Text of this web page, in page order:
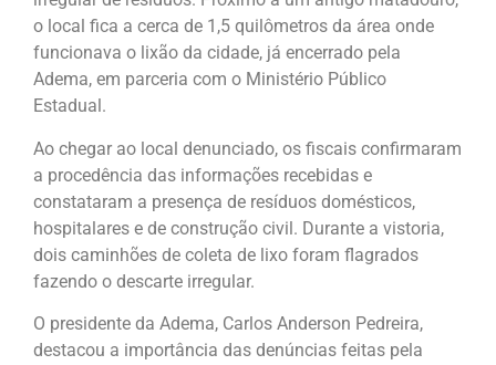
o local fica a cerca de 1,5 quilômetros da área onde
funcionava o lixão da cidade, já encerrado pela
Adema, em parceria com o Ministério Público
Estadual.
Ao chegar ao local denunciado, os fiscais confirmaram
a procedência das informações recebidas e
constataram a presença de resíduos domésticos,
hospitalares e de construção civil. Durante a vistoria,
dois caminhões de coleta de lixo foram flagrados
fazendo o descarte irregular.
O presidente da Adema, Carlos Anderson Pedreira,
destacou a importância das denúncias feitas pela